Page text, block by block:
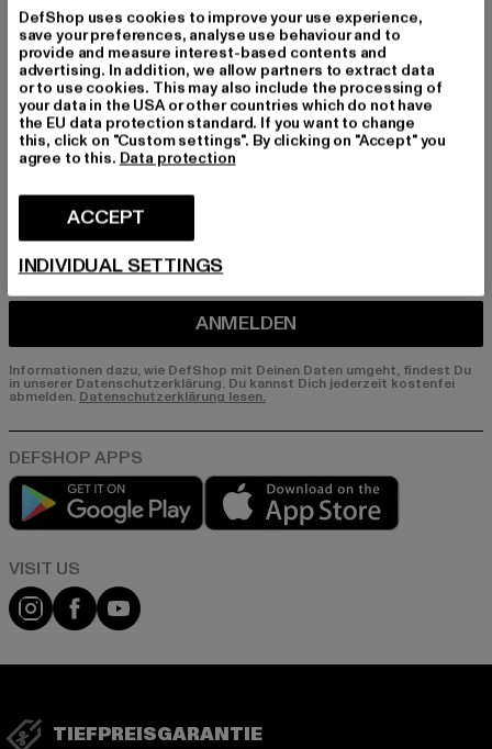
erhalte künftig Informationen über aktuelle Tre
nds, Angebote und Gutscheine von DefShop p
er E-Mail!
An welchen Produkten bist du interessiert?
FRAUEN
E-MAIL
ANMELDEN
Informationen dazu, wie DefShop mit Deinen Daten umgeht, findest Du
in unserer Datenschutzerklärung. Du kannst Dich jederzeit kostenfei
abmelden. Datenschutzerklärung lesen.
Play market
Visit our Instagram page:
Visit our Facebook page:
Visit our YouTube channel:
TIEFPREISGARANTIE
DefShop uses cookies to improve your use experience,
save your preferences, analyse use behaviour and to
provide and measure interest-based contents and
advertising. In addition, we allow partners to extract data
or to use cookies. This may also include the processing of
your data in the USA or other countries which do not have
the EU data protection standard. If you want to change
this, click on "Custom settings". By clicking on "Accept" you
agree to this. Data protection
ACCEPT
INDIVIDUAL SETTINGS